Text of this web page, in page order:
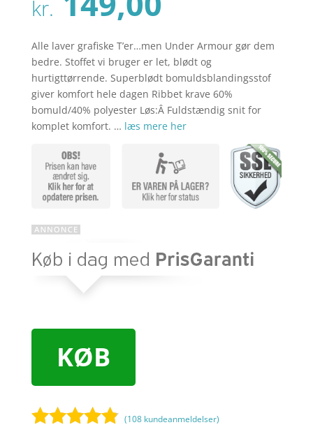
var:
kr.
kr.
pris
er:
kr.
Alle laver grafiske T’er…men Under Armour gør dem
bedre. Stoffet vi bruger er let, blødt og
hurtigttørrende. Superblødt bomuldsblandingsstof
giver komfort hele dagen Ribbet krave 60%
bomuld/40% polyester Løs:Â Fuldstændig snit for
komplet komfort. … læs mere her
KØB
(108 kundeanmeldelser)